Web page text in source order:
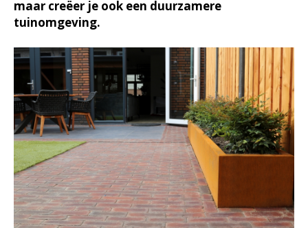
maar creëer je ook een duurzamere
tuinomgeving.